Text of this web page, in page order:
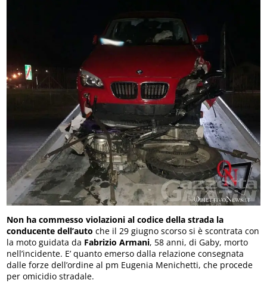
Non ha commesso violazioni al codice della strada la
conducente dell’auto che il 29 giugno scorso si è scontrata con
la moto guidata da Fabrizio Armani, 58 anni, di Gaby, morto
nell’incidente. E’ quanto emerso dalla relazione consegnata
dalle forze dell’ordine al pm Eugenia Menichetti, che procede
per omicidio stradale.